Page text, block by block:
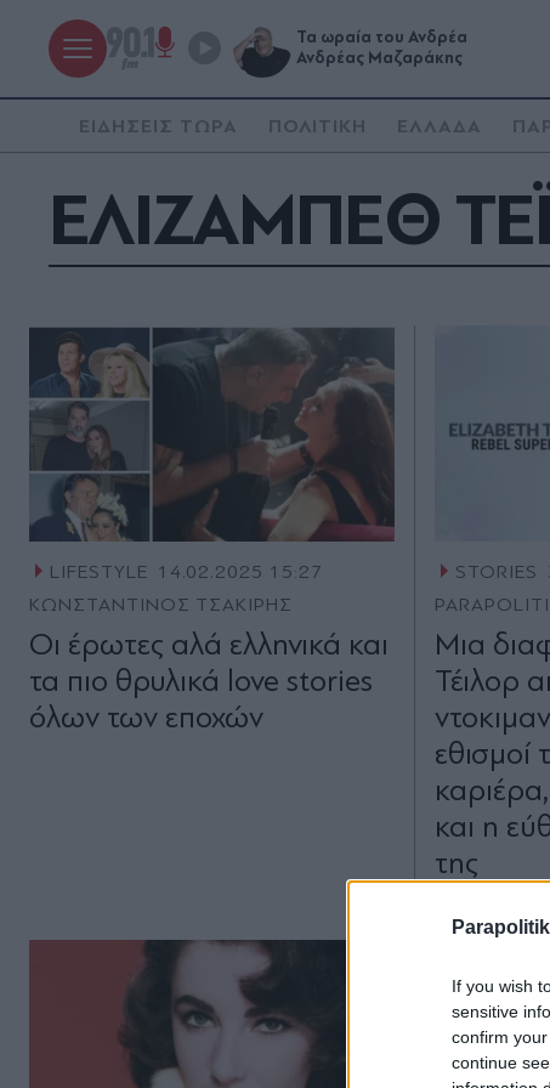
If you wish
sensitive
confirm
continue
Τα ωραία του Ανδρέα
Ανδρέας Μαζαράκης
ΕΙΔΗΣΕΙΣ ΤΩΡΑ ΠΟΛΙΤΙΚΗ ΕΛΛΑΔΑ
ΕΛΙΖΑΜΠΕΘ
LIFESTYLE 14.02.2025 15:27
ΚΩΝΣΤΑΝΤΙΝΟΣ ΤΣΑΚΙΡΗΣ
Οι έρωτες αλά ελληνικά και
τα πιο θρυλικά love stories
όλων των εποχών
STORIES
Μια
Τέιλορ
εθισμοί
και η
της